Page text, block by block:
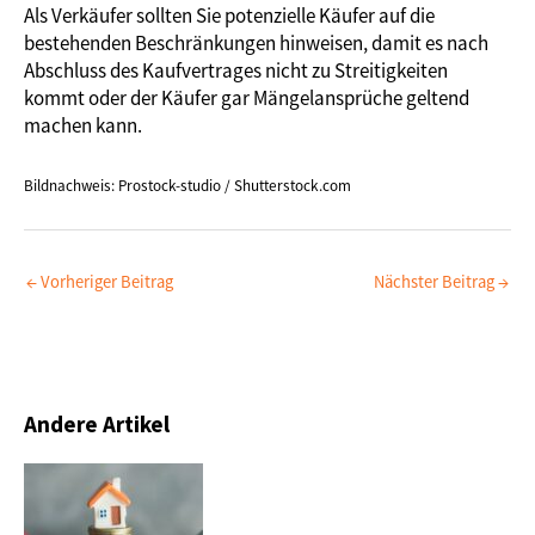
Als Verkäufer sollten Sie potenzielle Käufer auf die
bestehenden Beschränkungen hinweisen, damit es nach
Abschluss des Kaufvertrages nicht zu Streitigkeiten
kommt oder der Käufer gar Mängelansprüche geltend
machen kann.
Bildnachweis: Prostock-studio / Shutterstock.com
←Vorheriger Beitrag Nächster Beitrag→
Andere Artikel